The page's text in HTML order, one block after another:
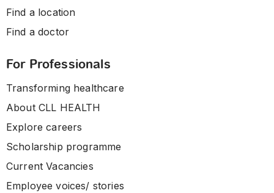
Find a location
Find a doctor
For Professionals
Transforming healthcare
About CLL HEALTH
Explore careers
Scholarship programme
Current Vacancies
Employee voices/ stories